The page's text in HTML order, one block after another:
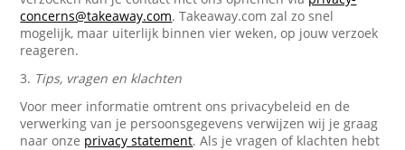
concerns@takeaway.com. Takeaway.com zal zo snel
mogelijk, maar uiterlijk binnen vier weken, op jouw verzoek
reageren.
3. Tips, vragen en klachten
Voor meer informatie omtrent ons privacybeleid en de
verwerking van je persoonsgegevens verwijzen wij je graag
naar onze privacy statement. Als je vragen of klachten hebt